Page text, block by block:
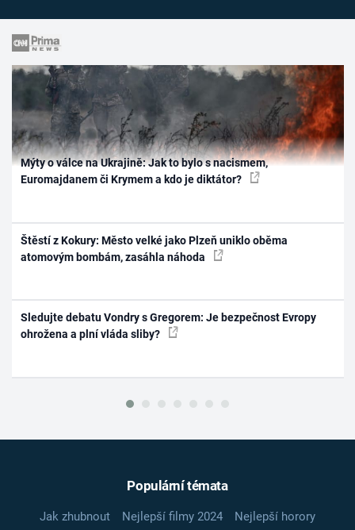
Mýty o válce na Ukrajině: Jak to bylo s nacismem,
Euromajdanem či Krymem a kdo je diktátor?
Štěstí z Kokury: Město velké jako Plzeň uniklo oběma
atomovým bombám, zasáhla náhoda
Sledujte debatu Vondry s Gregorem: Je bezpečnost Evropy
ohrožena a plní vláda sliby?
Populární témata
Jak zhubnout Nejlepší filmy 2024
Nejlepší horory